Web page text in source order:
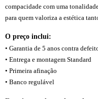
compacidade com uma
para quem valoriza a estética
O preço inclui:
• Garantia de 5 anos contra
• Entrega e montagem Standard
• Primeira afinação
• Banco regulável